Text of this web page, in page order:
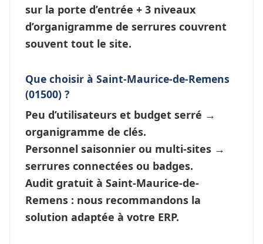
sur la porte d’entrée + 3 niveaux
d’organigramme de serrures couvrent
souvent tout le site.
Que choisir à Saint-Maurice-de-Remens
(01500) ?
Peu d’utilisateurs et budget serré →
organigramme de clés.
Personnel saisonnier ou multi-sites →
serrures connectées ou badges.
Audit gratuit à Saint-Maurice-de-
Remens : nous recommandons la
solution adaptée à votre ERP.